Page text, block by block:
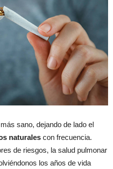
sano, dejando de lado el
naturales con frecuencia.
de riesgos, la salud pulmonar
los años de vida